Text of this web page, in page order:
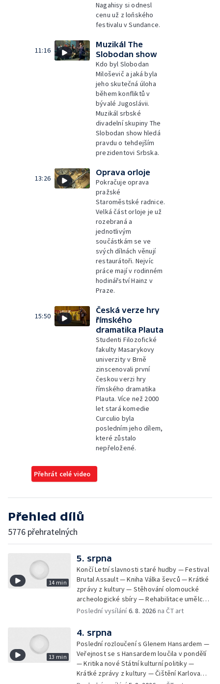
Nagahisy si odnesl
cenu už z loňského
festivalu v Sundance.
11:16
Muzikál The
Slobodan show
Kdo byl Slobodan
Miloševič a jaká byla
jeho skutečná úloha
během konfliktů v
bývalé Jugoslávii.
Muzikál srbské
divadelní skupiny The
Slobodan show hledá
pravdu o tehdejším
prezidentovi Srbska.
13:26
Oprava orloje
Pokračuje oprava
pražské
Staroměstské radnice.
Velká část orloje je už
rozebraná a
jednotlivým
součástkám se ve
svých dílnách věnují
restaurátoři. Nejvíc
práce mají v rodinném
hodinářství Hainz v
Praze.
15:50
Česká verze hry
římského
dramatika Plauta
Studenti Filozofické
fakulty Masarykovy
univerzity v Brně
zinscenovali první
českou verzi hry
římského dramatika
Plauta. Více než 2000
let stará komedie
Curculio byla
posledním jeho dílem,
které zůstalo
nepřeložené.
Přehrát celé video
Přehled dílů
5776 přehratelných
14 min
5. srpna
Končí Letní slavnosti staré hudby — Festival
Brutal Assault — Kniha Válka ševců — Krátké
zprávy z kultury — Stěhování olomoucké
archeologické sbíry — Rehabilitace umělce
Milana Knížáka — Trailer na film Osamělý vlk
Poslední vysílání6. 8. 2026 na ČT art
13 min
4. srpna
Poslední rozloučení s Glenem Hansardem —
Veřejnost se s Hansardem loučila v pondělí
— Kritika nové Státní kulturní politiky —
Krátké zprávy z kultury — Čištění Karlova